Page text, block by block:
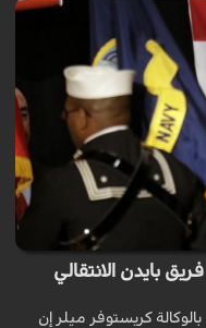
بايدن الانتقالي
بالوكالة كريستوفر ميلر إن